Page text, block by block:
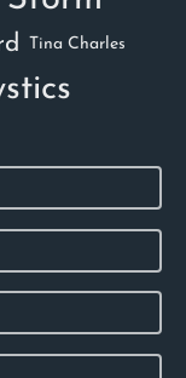
Tina Charles